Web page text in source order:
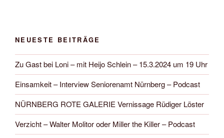
NEUESTE BEITRÄGE
Zu Gast bei Loni – mit Heijo Schlein – 15.3.2024 um 19 Uhr
Einsamkeit – Interview Seniorenamt Nürnberg – Podcast
NÜRNBERG ROTE GALERIE Vernissage Rüdiger Löster
Verzicht – Walter Molitor oder Miller the Killer – Podcast